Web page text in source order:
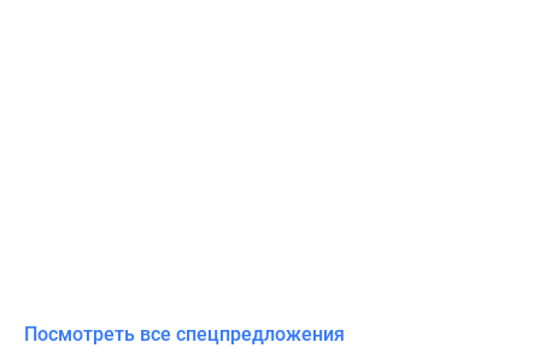
Посмотреть все спецпредложения